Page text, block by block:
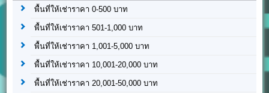
พื้นที่ให้เช่าราคา 0-500 บาท
พื้นที่ให้เช่าราคา 501-1,000 บาท
พื้นที่ให้เช่าราคา 1,001-5,000 บาท
พื้นที่ให้เช่าราคา 10,001-20,000 บาท
พื้นที่ให้เช่าราคา 20,001-50,000 บาท